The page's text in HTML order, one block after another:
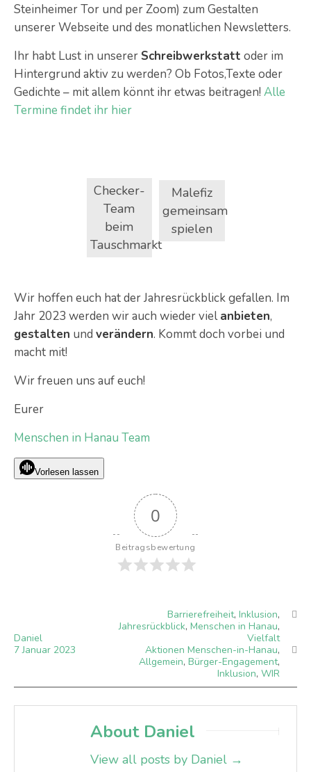
Steinheimer Tor und per Zoom) zum Gestalten
unserer Webseite und des monatlichen Newsletters.
Ihr habt Lust in unserer Schreibwerkstatt oder im
Hintergrund aktiv zu werden? Ob Fotos,Texte oder
Gedichte – mit allem könnt ihr etwas beitragen! Alle
Termine findet ihr hier
Checker-
Team
beim
Tauschmarkt
Malefiz
gemeinsam
spielen
Wir hoffen euch hat der Jahresrückblick gefallen. Im
Jahr 2023 werden wir auch wieder vielanbieten,
gestalten und verändern. Kommt doch vorbei und
macht mit!
Wir freuen uns auf euch!
Eurer
Menschen in Hanau Team
Vorlesen lassen
0
Beitragsbewertung
Daniel
7Januar 2023
Barrierefreiheit, Inklusion,
Jahresrückblick, Menschen in Hanau,
Vielfalt
Aktionen Menschen-in-Hanau,
Allgemein, Bürger-Engagement,
Inklusion, WIR
About Daniel
View all posts by Daniel →